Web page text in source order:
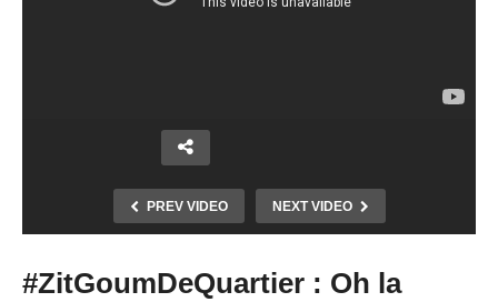
PREV VIDEO NEXT VIDEO
#ZitGoumDeQuartier : Oh la